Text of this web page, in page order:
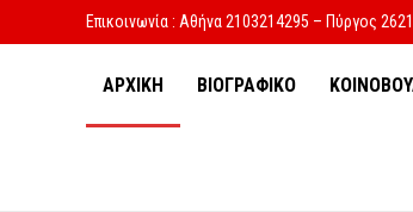
Επικοινωνία : Αθήνα 2103214295 – Πύργος
ΑΡΧΙΚΗ ΒΙΟΓΡΑΦΙΚΟ